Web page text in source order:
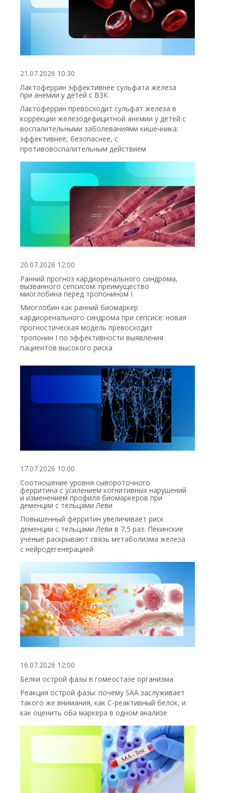
21.07.2026 10:30
Лактоферрин эффективнее сульфата железа
при анемии у детей с ВЗК
Лактоферрин превосходит сульфат железа в
коррекции железодефицитной анемии у детей с
воспалительными заболеваниями кишечника:
эффективнее, безопаснее, с
противовоспалительным действием
20.07.2026 12:00
Ранний прогноз кардиоренального синдрома,
вызванного сепсисом: преимущество
миоглобина перед тропонином I
Миоглобин как ранний биомаркер
кардиоренального синдрома при сепсисе: новая
прогностическая модель превосходит
тропонин I по эффективности выявления
пациентов высокого риска
17.07.2026 10:00
Соотношение уровня сывороточного
ферритина с усилением когнитивных нарушений
и изменением профиля биомаркеров при
деменции с тельцами Леви
Повышенный ферритин увеличивает риск
деменции с тельцами Леви в 7,5 раз. Пекинские
учёные раскрывают связь метаболизма железа
с нейродегенерацией
16.07.2026 12:00
Белки острой фазы в гомеостазе организма
Реакция острой фазы: почему SAA заслуживает
такого же внимания, как С-реактивный белок, и
как оценить оба маркера в одном анализе